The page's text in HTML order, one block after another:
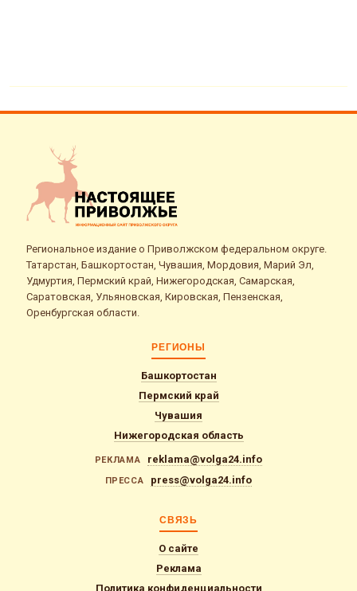
Региональное издание о Приволжском федеральном округе.
Татарстан, Башкортостан, Чувашия, Мордовия, Марий Эл,
Удмуртия, Пермский край, Нижегородская, Самарская,
Саратовская, Ульяновская, Кировская, Пензенская,
Оренбургская области.
РЕГИОНЫ
Башкортостан
Пермский край
Чувашия
Нижегородская область
РЕКЛАМА reklama@volga24.info
ПРЕССА press@volga24.info
СВЯЗЬ
О сайте
Реклама
Политика конфиденциальности